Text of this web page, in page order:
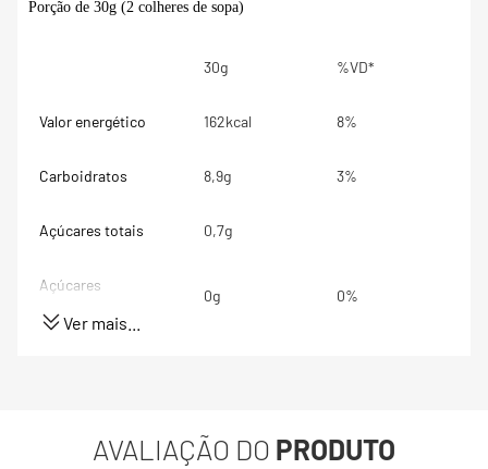
Porção de 30g (2 colheres de sopa)
30g %VD*
Valor energético 162kcal 8%
Carboidratos 8,9g 3%
Açúcares totais 0,7g
Açúcares
0g 0%
Ver mais...
AVALIAÇÃO DO PRODUTO